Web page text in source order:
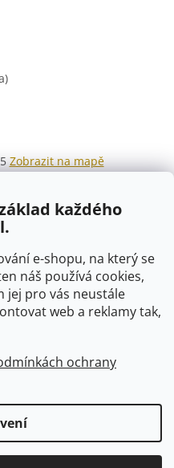
každého
e-shopu, na který se
náš používá cookies,
jej pro vás neustále
web a reklamy tak,
ochrany
Zobrazit na mapě
. Všechna práva vyhrazena.